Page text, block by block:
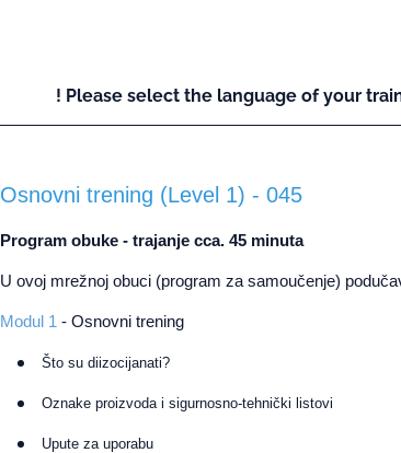
! Please select the language of your
Osnovni trening (Level 1) - 045
Program obuke - trajanje cca. 45 minuta
U ovoj mrežnoj obuci (program za samoučenje)
Modul 1- Osnovni trening
Što su diizocijanati?
Oznake proizvoda i sigurnosno-tehnički listovi
Upute za uporabu